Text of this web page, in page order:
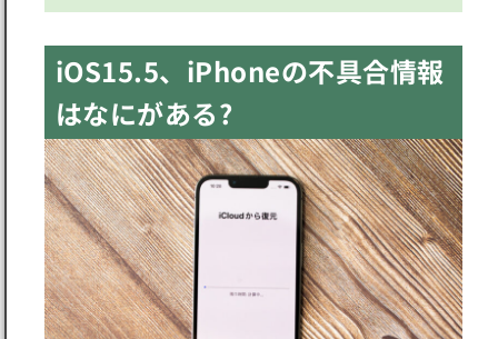
iOS15.5、iPhoneの不具合情報
はなにがある?